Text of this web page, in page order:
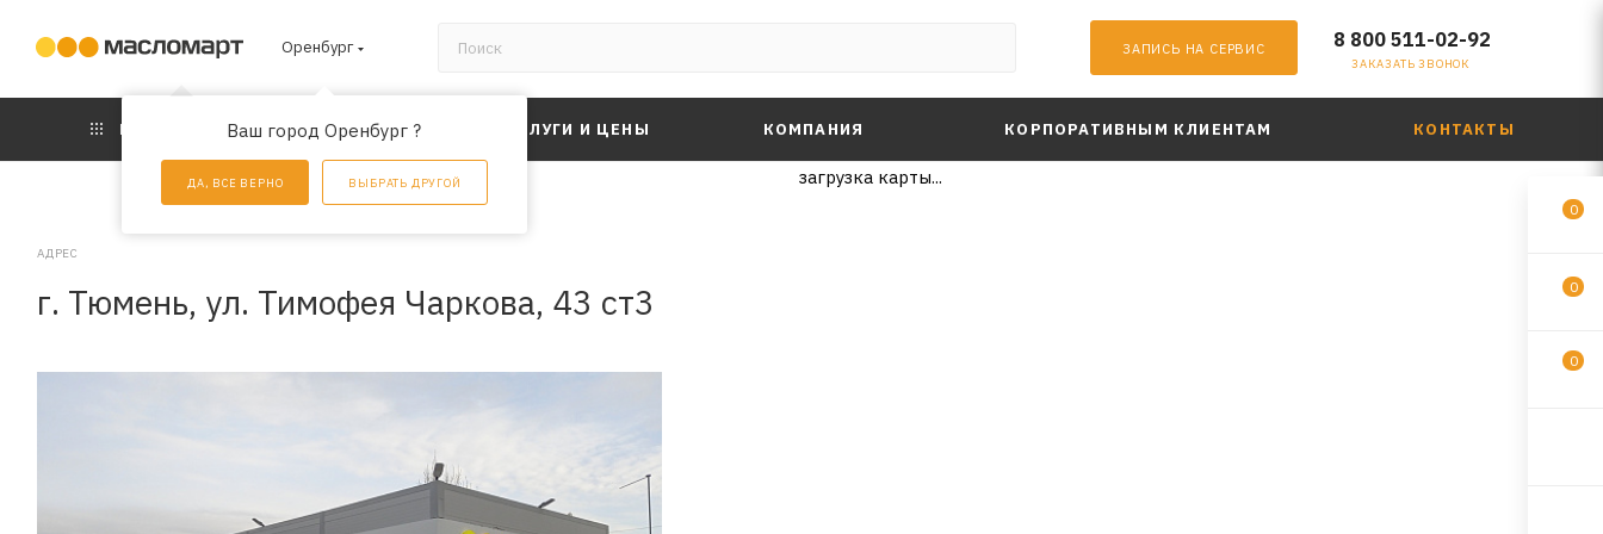
Оренбург
Ваш город Оренбург ?
ДА, ВСЕ ВЕРНО ВЫБРАТЬ ДРУГОЙ
ЗАПИСЬ НА СЕРВИС 8 800 511-02-92
ЗАКАЗАТЬ ЗВОНОК
КАТАЛОГ АКЦИИ УСЛУГИ И ЦЕНЫ КОМПАНИЯ КОРПОРАТИВНЫМ КЛИЕНТАМ КОНТАКТЫ
АДРЕС
г. Тюмень, ул. Тимофея Чаркова, 43 ст3
загрузка карты...
0
0
0